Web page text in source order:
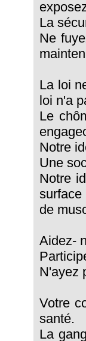
La
Ne
La loi
loi n'a
Le
Notre
Une
Notre
de
Aidez-
N'ayez
Votre
santé.
La